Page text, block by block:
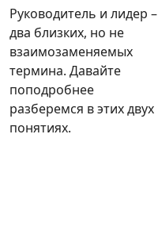
Руководитель и лидер –
два близких, но не
взаимозаменяемых
термина. Давайте
поподробнее
разберемся в этих двух
понятиях.